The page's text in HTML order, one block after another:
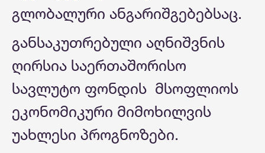
გლობალური ანგარიშგებებსაც.
განსაკუთრებული აღნიშვნის
ღირსია საერთაშორისო
სავლუტო ფონდის მსოფლიოს
ეკონომიკური მიმოხილვის
უახლესი პროგნოზები.